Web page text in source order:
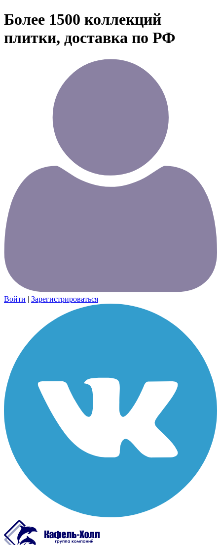
Более 1500 коллекций
плитки, доставка по РФ
Войти | Зарегистрироваться